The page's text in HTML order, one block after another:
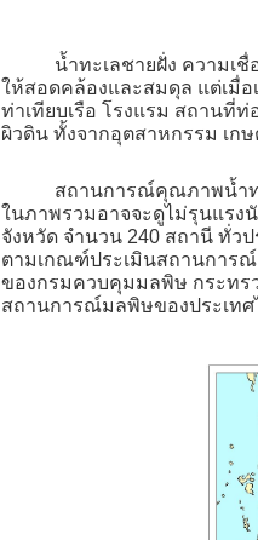
น้ำทะเลชายฝั่ง ความเชื่อม
ให้สอดคล้องและสมดุล แต่เมื่
ท่าเทียบเรือ โรงแรม สถานที่
ผิวดิน ทั้งจากอุตสาหกรรม เก
สถานการณ์คุณภาพน้ำทะเ
ในภาพรวมอาจจะดูไม่รุนแรง
จังหวัด จำนวน 240 สถานี ทั่ว
ตามเกณฑ์ประเมินสถานการณ์
ของกรมควบคุมมลพิษ กระทร
สถานการณ์มลพิษของประเท